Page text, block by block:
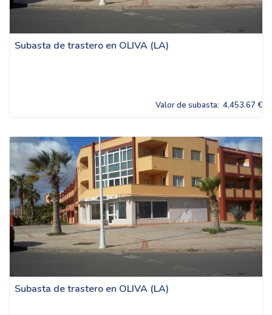
Subasta de trastero en OLIVA (LA)
Valor de subasta: 4,453.67 €
Subasta de trastero en OLIVA (LA)